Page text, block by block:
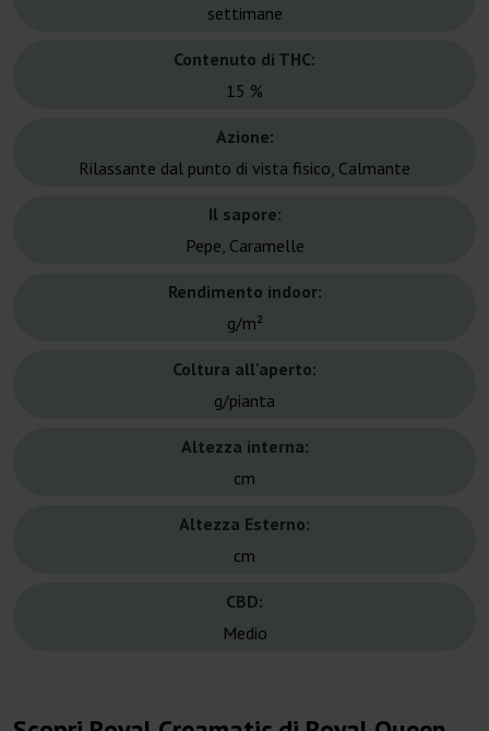
settimane
Contenuto di THC:
15 %
Azione:
Rilassante dal punto di vista fisico, Calmante
Il sapore:
Pepe, Caramelle
Rendimento indoor:
g/m²
Coltura all'aperto:
g/pianta
Altezza interna:
cm
Altezza Esterno:
cm
CBD:
Medio